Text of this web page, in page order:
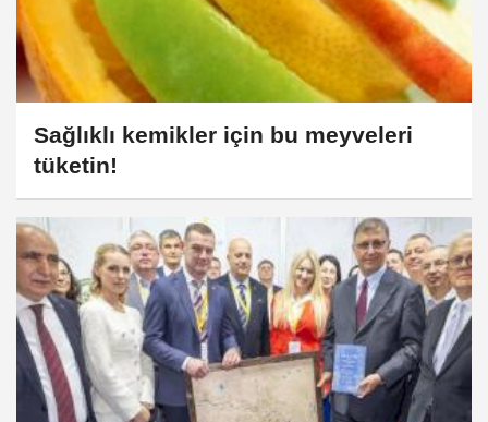
Sağlıklı kemikler için bu meyveleri
tüketin!